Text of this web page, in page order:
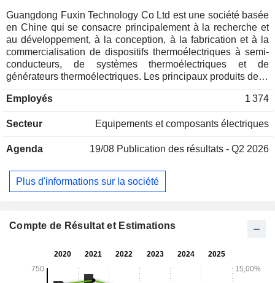
Guangdong Fuxin Technology Co Ltd est une société basée
en Chine qui se consacre principalement à la recherche et
au développement, à la conception, à la fabrication et à la
commercialisation de dispositifs thermoélectriques à semi-
conducteurs, de systèmes thermoélectriques et de
générateurs thermoélectriques. Les principaux produits de la
thermoélectriques à semi-conducteurs, des générateurs
thermoélectriques, des substrats céramiques revêtus de
utilisés dans l'électronique grand public, les
d'autres domaines. La société exerce ses activités sur les
marchés nationaux et internationaux.
Employés 1 374
Secteur Equipements et composants électriques
Agenda 19/08 Publication des résultats - Q2 2026
Plus d'informations sur la société
Compte de Résultat et Estimations